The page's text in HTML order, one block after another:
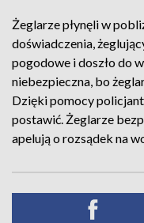
Żeglarze płynęli w
doświadczenia,
pogodowe i doszło do
niebezpieczna, bo
Dzięki pomocy
postawić. Żeglarze
apelują o rozsądek na